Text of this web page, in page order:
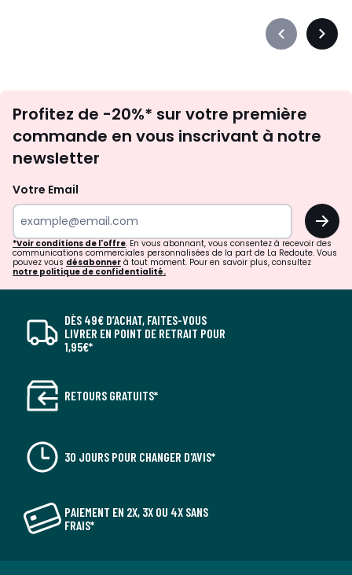
Précédent
gauche
newsletter
Profitez de -20%* sur votre première
commande en vous inscrivant à notre
newsletter
Votre Email
OK
*Voir conditions de l'offre. En vous abonnant, vous consentez à recevoir des
communications commerciales personnalisées de la part de La Redoute. Vous
pouvez vous désabonner à tout moment. Pour en savoir plus, consultez
notre politique de confidentialité.
DÈS 49€ D’ACHAT, FAITES-VOUS
LIVRER EN POINT DE RETRAIT POUR
1,95€*
RETOURS GRATUITS*
30 JOURS POUR CHANGER D'AVIS*
PAIEMENT EN 2X, 3X OU 4X SANS
FRAIS*